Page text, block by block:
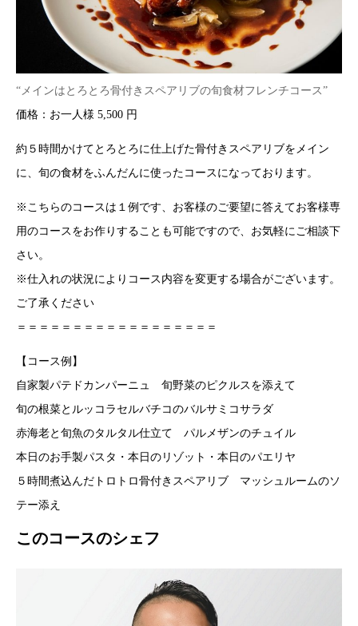
“メインはとろとろ骨付きスペアリブの旬食材フレンチコース”
価格：お一人様 5,500 円
約５時間かけてとろとろに仕上げた骨付きスペアリブをメイン
に、旬の食材をふんだんに使ったコースになっております。
※こちらのコースは１例です、お客様のご要望に答えてお客様専
用のコースをお作りすることも可能ですので、お気軽にご相談下
さい。
※仕入れの状況によりコース内容を変更する場合がございます。
ご了承ください
＝＝＝＝＝＝＝＝＝＝＝＝＝＝＝＝＝＝
【コース例】
自家製パテドカンパーニュ 旬野菜のピクルスを添えて
旬の根菜とルッコラセルバチコのバルサミコサラダ
赤海老と旬魚のタルタル仕立て パルメザンのチュイル
本日のお手製パスタ・本日のリゾット・本日のパエリヤ
５時間煮込んだトロトロ骨付きスペアリブ マッシュルームのソ
テー添え
このコースのシェフ